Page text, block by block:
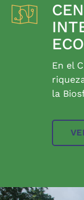
En el
la